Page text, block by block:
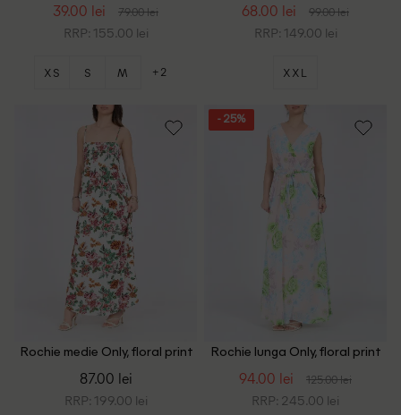
39.00 lei 79.00 lei
RRP: 155.00 lei
XS S M +2
68.00 lei 99.00 lei
RRP: 149.00 lei
XXL
Rochie medie Only, floral print
87.00 lei
RRP: 199.00 lei
- 25%
Rochie lunga Only, floral print
94.00 lei 125.00 lei
RRP: 245.00 lei